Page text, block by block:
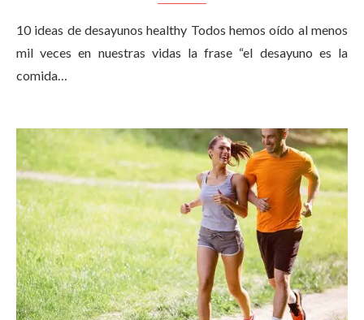
10 ideas de desayunos healthy Todos hemos oído al menos
mil veces en nuestras vidas la frase “el desayuno es la
comida…